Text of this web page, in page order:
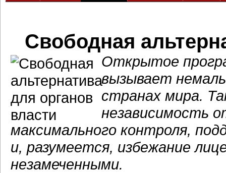
Свободная
Открытое
вызывает
странах мира.
независимость
максимального контроля,
и, разумеется, избежание
незамеченными.